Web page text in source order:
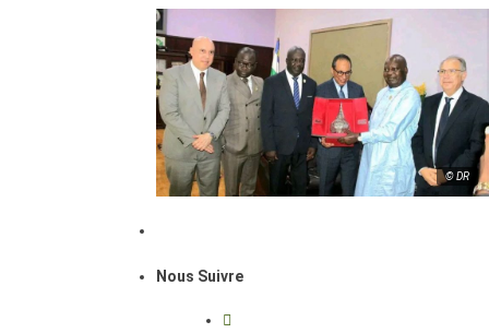
© DR
Nous Suivre